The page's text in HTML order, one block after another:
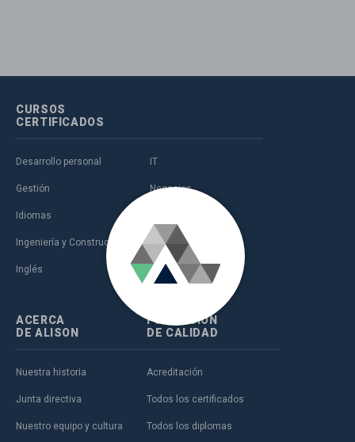
CURSOS
CERTIFICADOS
Desarrollo personal
Gestión
Idiomas
Ingeniería y Construcción
Inglés
IT
Negocios
Ventas y marketing
Ámbito educativo
ACERCA
DE ALISON
Nuestra historia
Junta directiva
Nuestro equipo y cultura
FORMACIÓN
DE CALIDAD
Acreditación
Todos los certificados
Todos los diplomas